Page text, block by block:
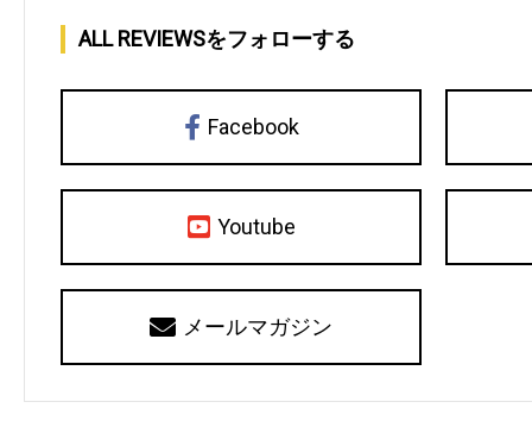
ALL REVIEWSをフォローする
Facebook
Youtube
メールマガジン